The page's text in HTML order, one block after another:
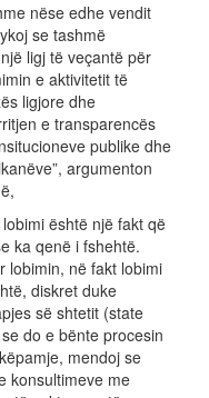
nëse edhe vendit
se tashmë
ligj të veçantë për
e aktivitetit të
ligjore dhe
e transparencës
publike dhe
argumenton
është një fakt që
ka qenë i fshehtë.
lobimin, në fakt lobimi
diskret duke
së shtetit (state
do e bënte procesin
mendoj se
konsultimeve me